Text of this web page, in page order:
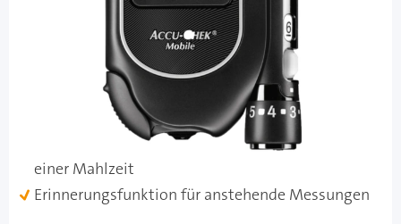
Besonderheiten
50 Tests am laufenden Band durch die integrierte
Testkassette
Kein Hantieren mit einzelnen Teststreifen und
Markierungsfunktion für Messungen vor und nach
einer Mahlzeit
Erinnerungsfunktion für anstehende Messungen